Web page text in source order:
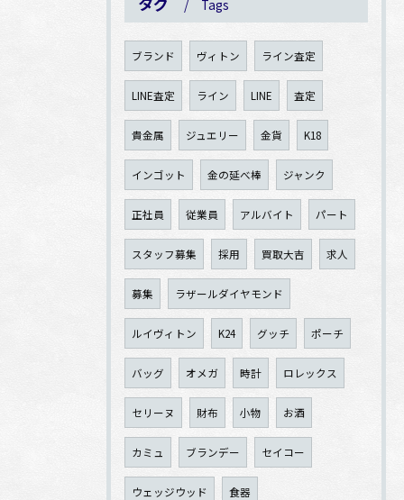
Tags
ブランド ヴィトン ライン査定
LINE査定 ライン LINE 査定
貴金属 ジュエリー 金貨 K18
インゴット 金の延べ棒 ジャンク
正社員 従業員 アルバイト パート
スタッフ募集 採用 買取大吉 求人
募集 ラザールダイヤモンド
ルイヴィトン K24 グッチ ポーチ
バッグ オメガ 時計 ロレックス
セリーヌ 財布 小物 お酒
カミュ ブランデー セイコー
ウェッジウッド 食器